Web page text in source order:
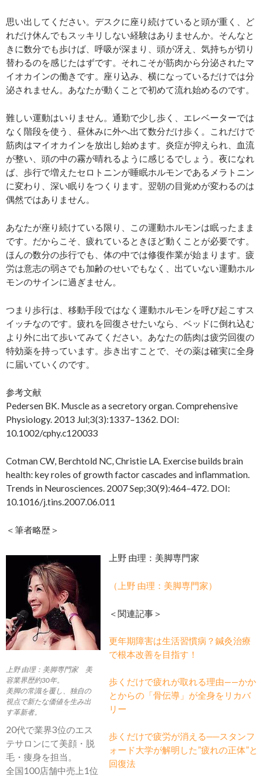
思い出してください。デスクに座り続けていると頭が重く、ど
れだけ休んでもスッキリしない経験はありませんか。そんなと
きに数分でも歩けば、呼吸が深まり、頭が冴え、気持ちが切り
替わるのを感じたはずです。それこそが筋肉から分泌されたマ
イオカインの働きです。座り込み、横になっているだけでは分
泌されません。あなたが動くことで初めて流れ始めるのです。
難しい運動はいりません。通勤で少し歩く、エレベーターでは
なく階段を使う、昼休みに外へ出て数分だけ歩く。これだけで
筋肉はマイオカインを放出し始めます。炎症が抑えられ、血流
が整い、頭の中の霧が晴れるように感じるでしょう。夜になれ
ば、歩行で増えたセロトニンが睡眠ホルモンであるメラトニン
に変わり、深い眠りをつくります。翌朝の目覚めが変わるのは
偶然ではありません。
あなたが座り続けている限り、この運動ホルモンは眠ったまま
です。だからこそ、疲れているときほど動くことが必要です。
ほんの数分の歩行でも、体の中では修復作業が始まります。疲
労は意志の弱さでも加齢のせいでもなく、出ていない運動ホル
モンのサインに過ぎません。
つまり歩行は、移動手段ではなく運動ホルモンを呼び起こすス
イッチなのです。疲れを回復させたいなら、ベッドに倒れ込む
より外に出て歩いてみてください。あなたの筋肉は疲労回復の
特効薬を持っています。歩き出すことで、その薬は確実に全身
に届いていくのです。
参考文献
Pedersen BK. Muscle as a secretory organ. Comprehensive
Physiology. 2013 Jul;3(3):1337–1362. DOI:
10.1002/cphy.c120033
Cotman CW, Berchtold NC, Christie LA. Exercise builds brain
health: key roles of growth factor cascades and inflammation.
Trends in Neurosciences. 2007 Sep;30(9):464–472. DOI:
10.1016/j.tins.2007.06.011
＜筆者略歴＞
上野 由理：美脚専門家 美
容業界歴約30年。
美脚の常識を覆し、独自の
視点で新たな価値を生み出
す革新者。
20代で業界3位のエス
テサロンにて美顔・脱
毛・痩身を担当。
全国100店舗中売上1位
上野 由理：美脚専門家
（上野 由理：美脚専門家）
＜関連記事＞
更年期障害は生活習慣病？鍼灸治療
で根本改善を目指す！
歩くだけで疲れが取れる理由——かか
とからの「骨伝導」が全身をリカバ
リー
歩くだけで疲労が消える──スタンフ
ォード大学が解明した”疲れの正体”と
回復法